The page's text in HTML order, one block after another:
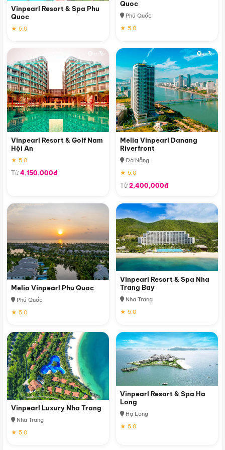
Vinpearl Resort & Spa Phu
Quoc
★ 5.0
Quoc
Phú Quốc
★ 5.0
Vinpearl Resort & Golf Nam
Hội An
★ 5.0
Từ4,150,000đ
Melia Vinpearl Danang
Riverfront
Đà Nẵng
★ 5.0
Từ2,400,000đ
Melia Vinpearl Phu Quoc
Phú Quốc
★ 5.0
Vinpearl Resort & Spa Nha
Trang Bay
Nha Trang
★ 5.0
Vinpearl Luxury Nha Trang
Nha Trang
★ 5.0
Vinpearl Resort & Spa Ha
Long
Hạ Long
★ 5.0